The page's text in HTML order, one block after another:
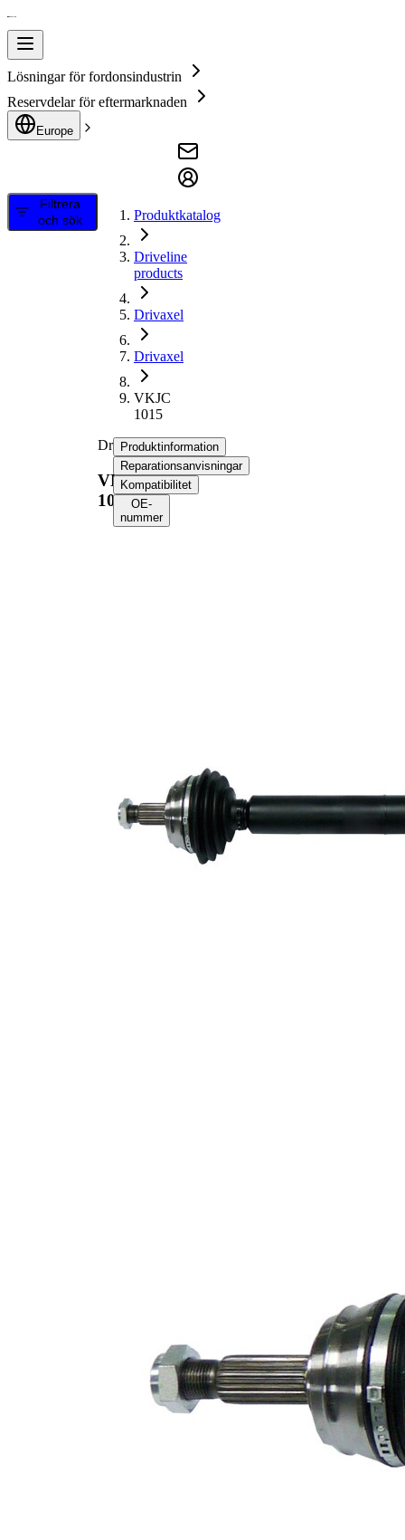
Lösningar för fordonsindustrin
Reservdelar för eftermarknaden
Europe
Filtrera
och sök
Produktkatalog
Driveline
products
Drivaxel
Drivaxel
VKJC
1015
Drivaxel
VKJC
1015
Produktinformation
Reparationsanvisningar
Kompatibilitet
OE-
nummer
78 mm
Leddiameter
hjulsida
81 mm
Leddiameter
växellådssida
94 mm